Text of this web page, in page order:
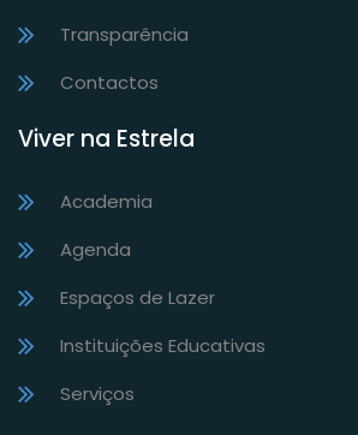
Transparência
Contactos
Viver na Estrela
Academia
Agenda
Espaços de Lazer
Instituições Educativas
Serviços